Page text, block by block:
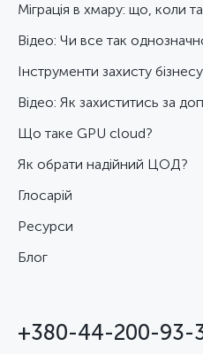
Міграція в хмару: що, коли
Відео: Чи все так
Інструменти захисту
Відео: Як захиститись за
Що таке GPU cloud?
Як обрати надійний ЦОД?
Глосарій
Ресурси
Блог
+380-44-200-93-